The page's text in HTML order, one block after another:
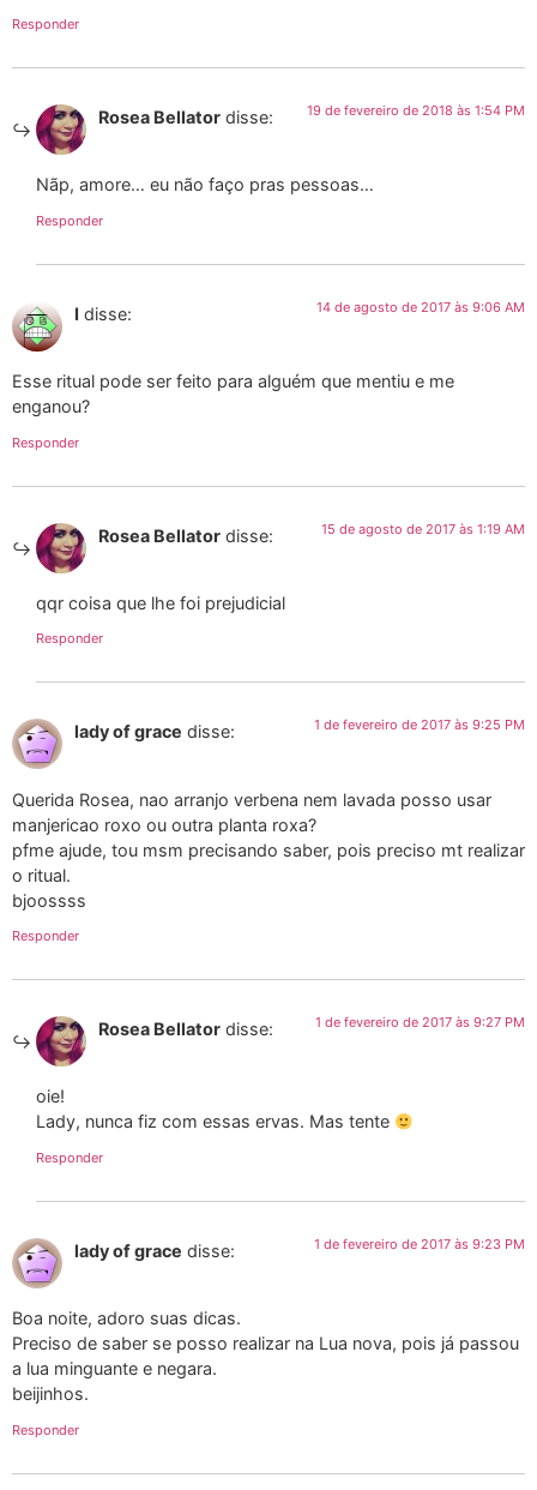
Responder
Rosea Bellator disse: 19 de fevereiro de 2018 às 1:54 PM
Nãp, amore… eu não faço pras pessoas…
Responder
I disse: 14 de agosto de 2017 às 9:06 AM
Esse ritual pode ser feito para alguém que mentiu e me
enganou?
Responder
Rosea Bellator disse: 15 de agosto de 2017 às 1:19 AM
qqr coisa que lhe foi prejudicial
Responder
lady of grace disse: 1 de fevereiro de 2017 às 9:25 PM
Querida Rosea, nao arranjo verbena nem lavada posso usar
manjericao roxo ou outra planta roxa?
pfme ajude, tou msm precisando saber, pois preciso mt realizar
o ritual.
bjoossss
Responder
Rosea Bellator disse: 1 de fevereiro de 2017 às 9:27 PM
oie!
Lady, nunca fiz com essas ervas. Mas tente
Responder
lady of grace disse: 1 de fevereiro de 2017 às 9:23 PM
Boa noite, adoro suas dicas.
Preciso de saber se posso realizar na Lua nova, pois já passou
a lua minguante e negara.
beijinhos.
Responder